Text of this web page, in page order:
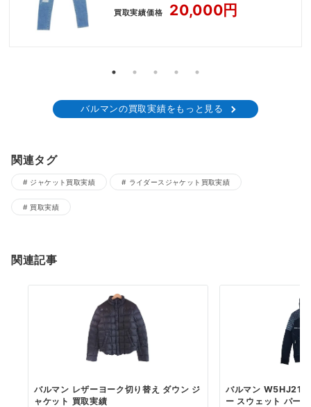
ト デニムパンツ ジーンズ
買取実績価格 20,000円
バルマンの買取実績をもっと見る
関連タグ
ジャケット買取実績 ライダースジャケット買取実績
買取実績
関連記事
バルマン レザーヨーク切り替え ダウン ジ
ャケット 買取実績
バルマン
ー スウェット パー